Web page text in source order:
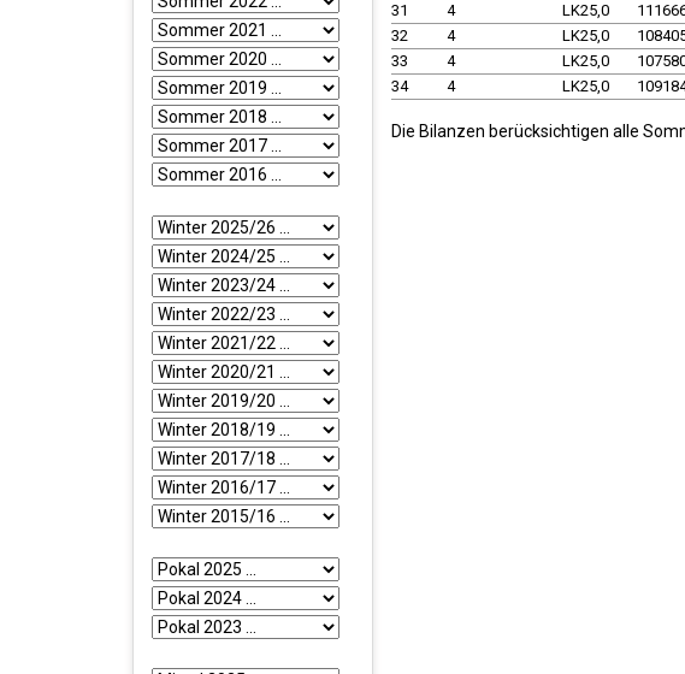
31
4 LK25,0
32
4 LK25,0
33
4 LK25,0
34
4 LK25,0
Die Bilanzen berücksichtigen alle